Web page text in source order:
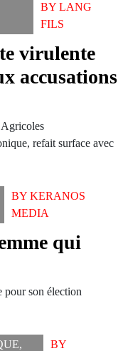
BYLANG
FILS
virulente
accusations
Agricoles
refait surface avec
BYKERANOS
MEDIA
qui
pour son élection
,
BY